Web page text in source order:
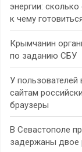
энергии:
к чему
Крымчанин
по заданию СБУ
У
сайтам
браузеры
В Севастополе
задержаны двое